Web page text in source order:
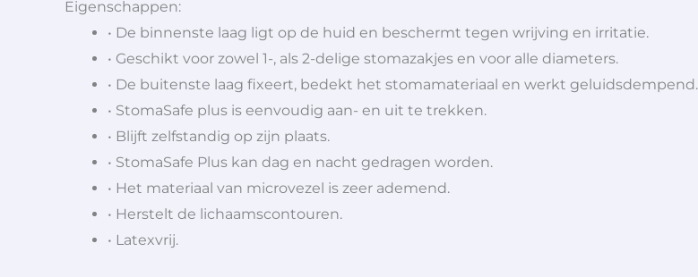
Eigenschappen:
• De binnenste laag ligt op de huid en beschermt tegen wrijving en irritatie.
• Geschikt voor zowel 1-, als 2-delige stomazakjes en voor alle diameters.
• De buitenste laag fixeert, bedekt het stomamateriaal en werkt geluidsdempend.
• StomaSafe plus is eenvoudig aan- en uit te trekken.
• Blijft zelfstandig op zijn plaats.
• StomaSafe Plus kan dag en nacht gedragen worden.
• Het materiaal van microvezel is zeer ademend.
• Herstelt de lichaamscontouren.
• Latexvrij.